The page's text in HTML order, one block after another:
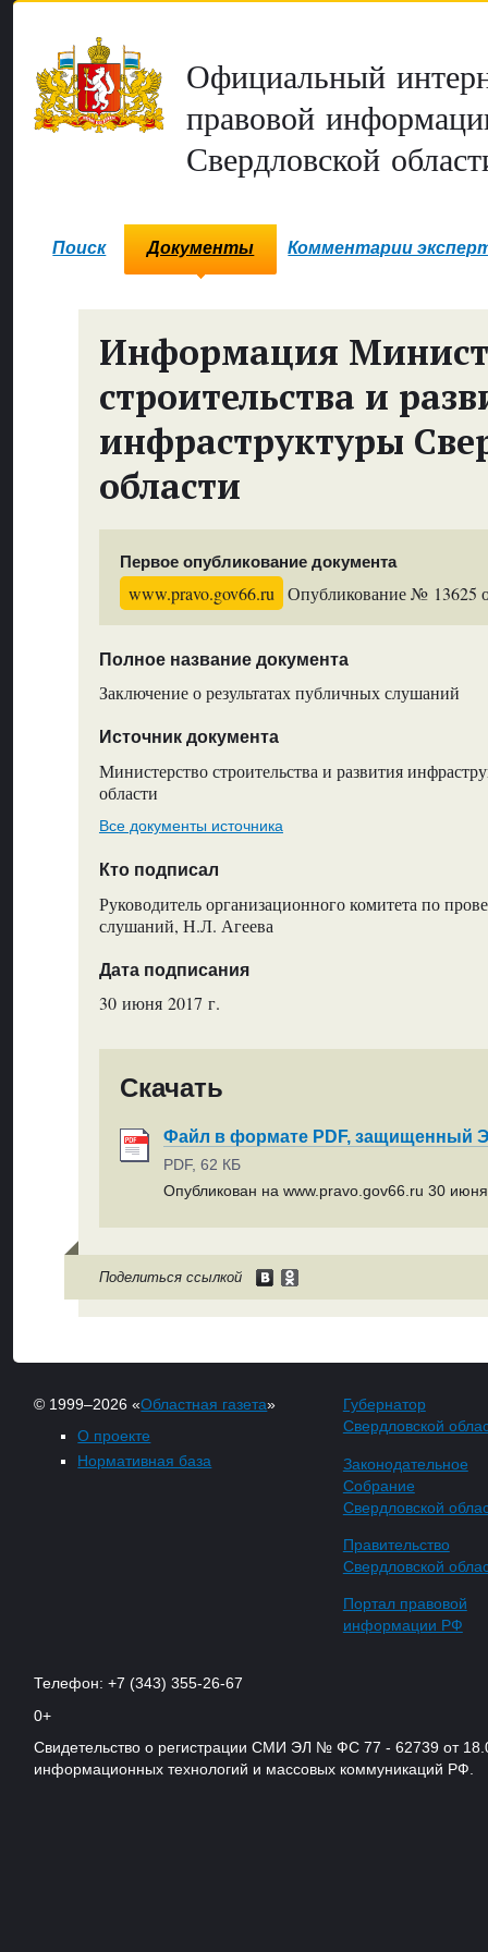
Официальный
правовой
Свердловской
Поиск Документы Комментарии
Информация
строительства и
инфраструктуры
области
Первое опубликование документа
www.pravo.gov66.ru Опубликование № 13625
Полное название документа
Заключение о результатах публичных слушаний
Источник документа
Министерство строительства и развития
области
Все документы источника
Кто подписал
Руководитель организационного комитета по
слушаний, Н.Л. Агеева
Дата подписания
30 июня 2017 г.
Скачать
Файл в формате PDF, защищенный
PDF, 62 КБ
Опубликован на www.pravo.gov66.ru 30 июня
Поделиться ссылкой
© 1999–2026 «Областная газета»
О проекте
Нормативная база
Губернатор
Свердловской
Законодательное
Собрание
Свердловской
Правительство
Свердловской
Портал правовой
информации РФ
Телефон: +7 (343) 355-26-67
0+
Свидетельство о регистрации СМИ ЭЛ № ФС 77 - 62739 от
информационных технологий и массовых коммуникаций РФ.